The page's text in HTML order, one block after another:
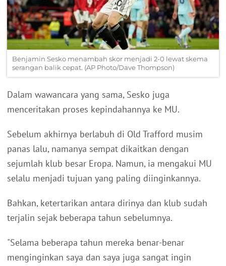
Benjamin Sesko menambah skor menjadi 2-0 lewat skema
serangan balik cepat. (AP Photo/Dave Thompson)
Dalam wawancara yang sama, Sesko juga
menceritakan proses kepindahannya ke MU.
Sebelum akhirnya berlabuh di Old Trafford musim
panas lalu, namanya sempat dikaitkan dengan
sejumlah klub besar Eropa. Namun, ia mengakui MU
selalu menjadi tujuan yang paling diinginkannya.
Bahkan, ketertarikan antara dirinya dan klub sudah
terjalin sejak beberapa tahun sebelumnya.
"Selama beberapa tahun mereka benar-benar
menginginkan saya dan saya juga sangat ingin